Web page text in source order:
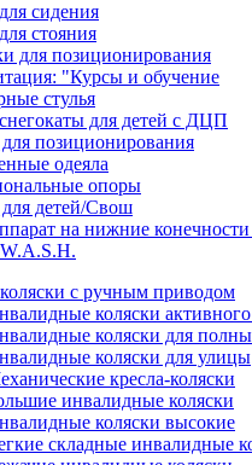
сидения
стояния
для позиционирования
"Курсы и обучение
стулья
для детей с ДЦП
позиционирования
одеяла
опоры
детей/Свош
на нижние
с ручным приводом
коляски
коляски для
коляски для улицы
кресла-коляски
инвалидные коляски
коляски высокие
складные инвалидные